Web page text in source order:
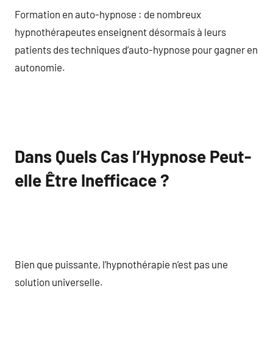
Formation en auto-hypnose : de nombreux
hypnothérapeutes enseignent désormais à leurs
patients des techniques d’auto-hypnose pour gagner en
autonomie.
Dans Quels Cas l’Hypnose Peut-
elle Être Inefficace ?
Bien que puissante, l’hypnothérapie n’est pas une
solution universelle.